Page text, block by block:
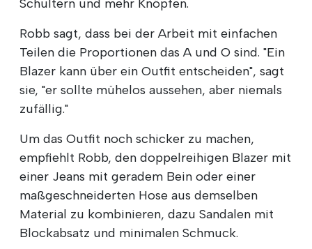
Schultern und mehr Knöpfen.
Robb sagt, dass bei der Arbeit mit einfachen
Teilen die Proportionen das A und O sind. "Ein
Blazer kann über ein Outfit entscheiden", sagt
sie, "er sollte mühelos aussehen, aber niemals
zufällig."
Um das Outfit noch schicker zu machen,
empfiehlt Robb, den doppelreihigen Blazer mit
einer Jeans mit geradem Bein oder einer
maßgeschneiderten Hose aus demselben
Material zu kombinieren, dazu Sandalen mit
Blockabsatz und minimalen Schmuck.